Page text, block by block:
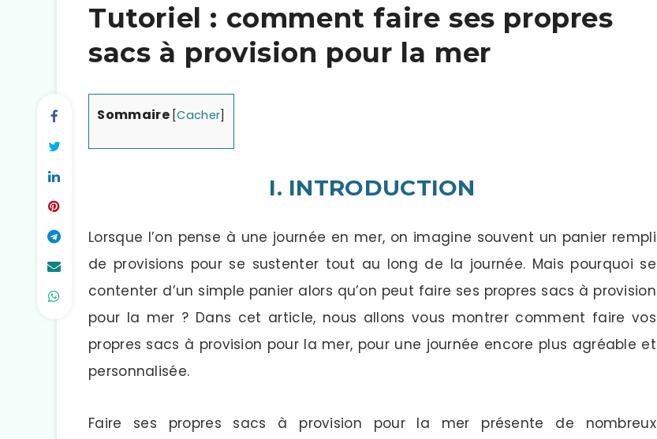
Tutoriel : comment faire ses propres
sacs à provision pour la mer
Sommaire [Cacher]
I. INTRODUCTION
Lorsque l’on pense à une journée en mer, on imagine souvent un panier rempli
de provisions pour se sustenter tout au long de la journée. Mais pourquoi se
contenter d’un simple panier alors qu’on peut faire ses propres sacs à provision
pour la mer ? Dans cet article, nous allons vous montrer comment faire vos
propres sacs à provision pour la mer, pour une journée encore plus agréable et
personnalisée.
Faire ses propres sacs à provision pour la mer présente de nombreux